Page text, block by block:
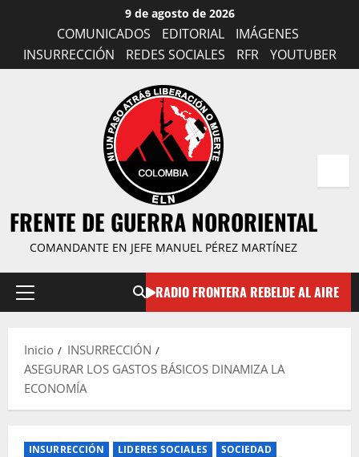
contenido
9 de agosto de 2026
COMUNICADOS EDITORIAL
IMÁGENES
INSURRECCIÓN
REDES SOCIALES RFR YOUTUBER
FRENTE DE GUERRA NORORIENTAL
COMANDANTE EN JEFE MANUEL PÉREZ MARTÍNEZ
Menú
RADIO FRONTERA REBELDE AL AIRE
Inicio
INSURRECCIÓN
ASEGURAR LOS GASTOS BÁSICOS DINAMIZA LA
ECONOMÍA
INSURRECCIÓN LIDERES SOCIALES SOCIEDAD